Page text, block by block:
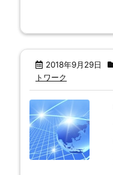
2018年9月29日
トワーク